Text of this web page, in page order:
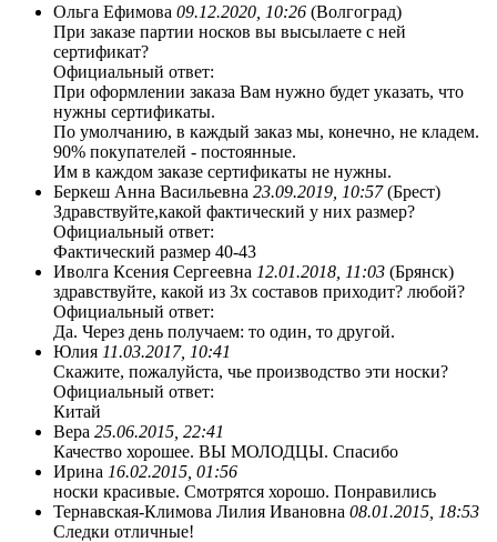
Ольга Ефимова 09.12.2020, 10:26 (Волгоград)
При заказе партии носков вы высылаете с ней
сертификат?
Официальный ответ:
При оформлении заказа Вам нужно будет указать, что
нужны сертификаты.
По умолчанию, в каждый заказ мы, конечно, не кладем.
90% покупателей - постоянные.
Им в каждом заказе сертификаты не нужны.
Беркеш Анна Васильевна 23.09.2019, 10:57 (Брест)
Здравствуйте,какой фактический у них размер?
Официальный ответ:
Фактический размер 40-43
Иволга Ксения Сергеевна 12.01.2018, 11:03 (Брянск)
здравствуйте, какой из 3х составов приходит? любой?
Официальный ответ:
Да. Через день получаем: то один, то другой.
Юлия 11.03.2017, 10:41
Скажите, пожалуйста, чье производство эти носки?
Официальный ответ:
Китай
Вера 25.06.2015, 22:41
Качество хорошее. ВЫ МОЛОДЦЫ. Спасибо
Ирина 16.02.2015, 01:56
носки красивые. Смотрятся хорошо. Понравились
Тернавская-Климова Лилия Ивановна 08.01.2015, 18:53
Следки отличные!